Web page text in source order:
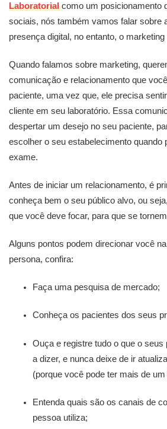
Laboratorial como um posicionamento
sociais, nós também vamos falar sobre
presença digital, no entanto, o
Quando falamos sobre marketing,
comunicação e relacionamento que
paciente, uma vez que, ele precisa
cliente em seu laboratório. Essa
despertar um desejo no seu paciente,
escolher o seu estabelecimento quando
exame.
Antes de iniciar um relacionamento, é
conheça bem o seu público alvo, ou
que você deve focar, para que se
Alguns pontos podem direcionar você
persona, confira:
Faça uma pesquisa de mercado;
Conheça os pacientes dos seus
Ouça e registre tudo o que o
a dizer, e nunca deixe de ir
(porque você pode ter mais de
Entenda quais são os canais de
pessoa utiliza;